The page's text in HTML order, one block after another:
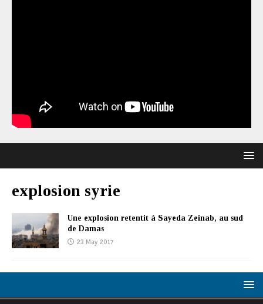
explosion syrie
Une explosion retentit à Sayeda Zeinab, au sud
de Damas
23 May 2017